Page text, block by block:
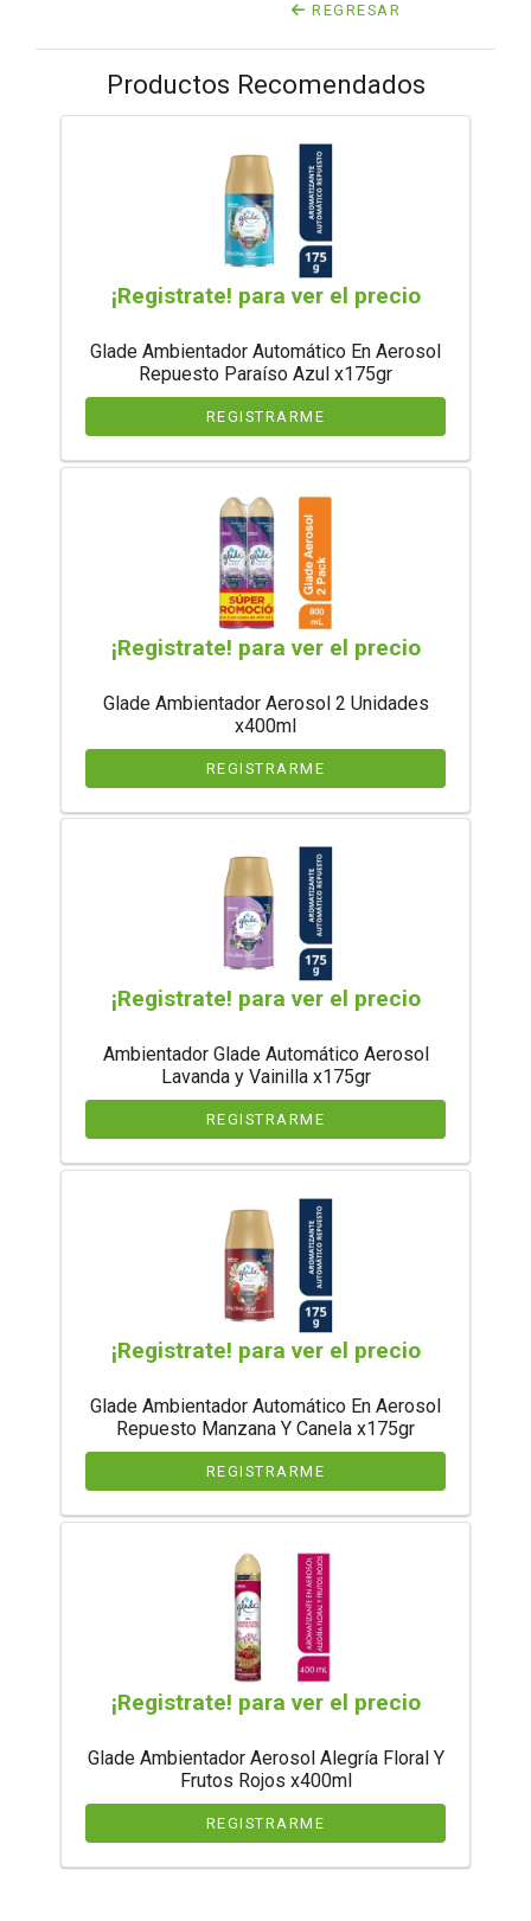
REGRESAR
Productos Recomendados
¡Registrate! para ver el precio
Glade Ambientador Automático En Aerosol
Repuesto Paraíso Azul x175gr
REGISTRARME
¡Registrate! para ver el precio
Glade Ambientador Aerosol 2 Unidades
x400ml
REGISTRARME
¡Registrate! para ver el precio
Ambientador Glade Automático Aerosol
Lavanda y Vainilla x175gr
REGISTRARME
¡Registrate! para ver el precio
Glade Ambientador Automático En Aerosol
Repuesto Manzana Y Canela x175gr
REGISTRARME
¡Registrate! para ver el precio
Glade Ambientador Aerosol Alegría Floral Y
Frutos Rojos x400ml
REGISTRARME